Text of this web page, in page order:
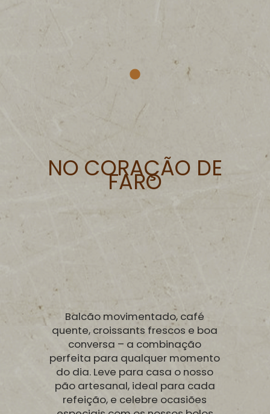
NO CORAÇÃO DE
FARO
Balcão movimentado, café
quente, croissants frescos e boa
conversa – a combinação
perfeita para qualquer momento
do dia. Leve para casa o nosso
pão artesanal, ideal para cada
refeição, e celebre ocasiões